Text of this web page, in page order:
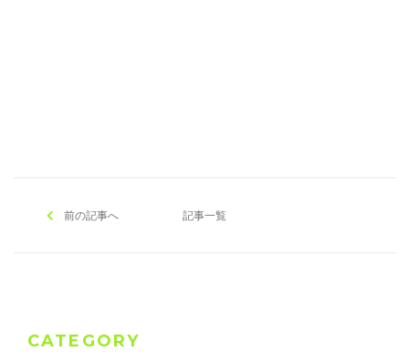
前の記事へ 記事一覧
CATEGORY